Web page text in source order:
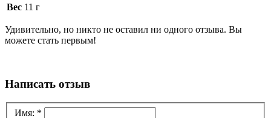
Вес 11 г
Удивительно, но никто не оставил ни одного отзыва. Вы
можете стать первым!
Написать отзыв
Имя: *